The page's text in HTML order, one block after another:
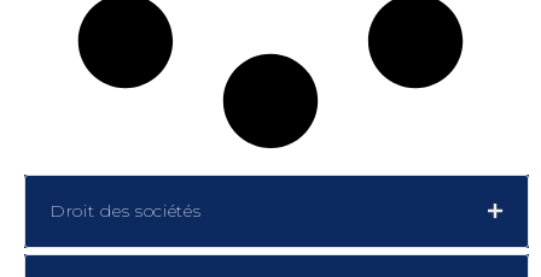
Droit des sociétés